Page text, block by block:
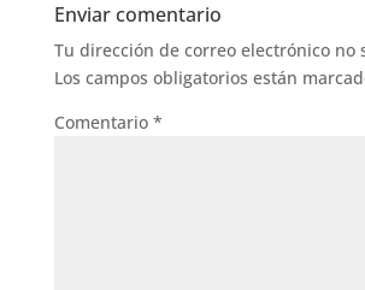
Enviar comentario
Tu dirección de correo electrónico no
Los campos obligatorios están
Comentario *